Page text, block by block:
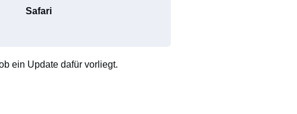
Safari
ein Update dafür vorliegt.